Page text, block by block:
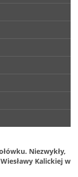
Niezwykły,
Kalickiej w